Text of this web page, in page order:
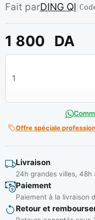
Fait parDING QI
1 800 DA
quantité de Cle a pipe n°
Offre spéciale
Livraison
24h grandes villes, 48h
Paiement
Paiement à la livraison
Retour et